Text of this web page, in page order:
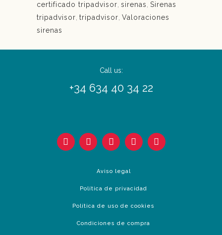
certificado tripadvisor sirenas Sirenas
tripadvisor tripadvisor Valoraciones
sirenas
Call us:
+34 634 40 34 22
Aviso legal
Política de privacidad
Política de uso de cookies
Condiciones de compra